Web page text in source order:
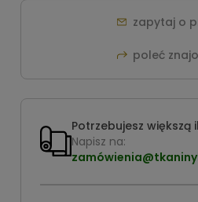
zapytaj o
poleć
Potrzebujesz większą
Napisz na: